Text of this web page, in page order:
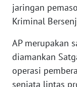
jaringan
Kriminal
AP merupakan
diamankan
operasi
senjata lintas
KONTAK
KAMI
INFO
IKLAN